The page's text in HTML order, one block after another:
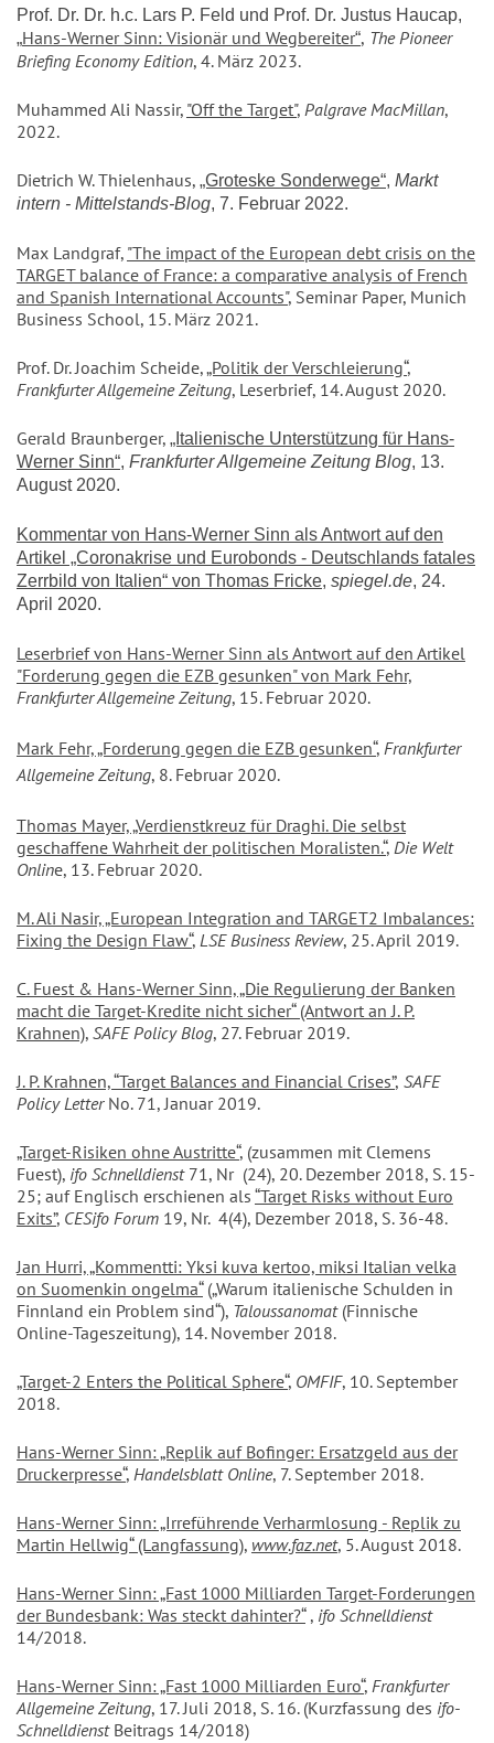
Prof. Dr. Dr. h.c. Lars P. Feld und Prof. Dr. Justus Haucap,
„Hans-Werner Sinn: Visionär und Wegbereiter“, The Pioneer
Briefing Economy Edition, 4. März 2023.
Muhammed Ali Nassir, "Off the Target", Palgrave MacMillan,
2022.
Dietrich W. Thielenhaus, „Groteske Sonderwege“, Markt
intern - Mittelstands-Blog, 7. Februar 2022.
Max Landgraf, "The impact of the European debt crisis on the
TARGET balance of France: a comparative analysis of French
and Spanish International Accounts", Seminar Paper, Munich
Business School, 15. März 2021.
Prof. Dr. Joachim Scheide,„Politik der Verschleierung“,
Frankfurter Allgemeine Zeitung, Leserbrief, 14. August 2020.
Gerald Braunberger, „Italienische Unterstützung für Hans-
Werner Sinn“, Frankfurter Allgemeine Zeitung Blog, 13.
August 2020.
Kommentar von Hans-Werner Sinn als Antwort auf den
Artikel „Coronakrise und Eurobonds - Deutschlands fatales
Zerrbild von Italien“ von Thomas Fricke, spiegel.de, 24.
April 2020.
Leserbrief von Hans-Werner Sinn als Antwort auf den Artikel
"Forderung gegen die EZB gesunken" von Mark Fehr,
Frankfurter Allgemeine Zeitung, 15. Februar 2020.
Mark Fehr, „Forderung gegen die EZB gesunken“, Frankfurter
Allgemeine Zeitung, 8. Februar 2020.
Thomas Mayer, „Verdienstkreuz für Draghi. Die selbst
geschaffene Wahrheit der politischen Moralisten.“, Die Welt
Online, 13. Februar 2020.
M. Ali Nasir, „European Integration and TARGET2 Imbalances:
Fixing the Design Flaw“, LSE Business Review, 25. April 2019.
C. Fuest & Hans-Werner Sinn, „Die Regulierung der Banken
macht die Target-Kredite nicht sicher“ (Antwort an J. P.
Krahnen), SAFE Policy Blog, 27. Februar 2019.
J. P. Krahnen, “Target Balances and Financial Crises”, SAFE
Policy Letter No. 71, Januar 2019.
„Target-Risiken ohne Austritte“, (zusammen mit Clemens
Fuest), ifo Schnelldienst71, Nr (24), 20. Dezember 2018, S. 15-
25; auf Englisch erschienen als “Target Risks without Euro
Exits”, CESifo Forum 19, Nr. 4(4), Dezember 2018, S. 36-48.
Jan Hurri, „Kommentti: Yksi kuva kertoo, miksi Italian velka
on Suomenkin ongelma“(„Warum italienische Schulden in
Finnland ein Problem sind“), Taloussanomat(Finnische
Online-Tageszeitung), 14. November 2018.
„Target-2 Enters the Political Sphere“, OMFIF, 10. September
2018.
Hans-Werner Sinn: „Replik auf Bofinger: Ersatzgeld aus der
Druckerpresse“, Handelsblatt Online, 7. September 2018.
Hans-Werner Sinn: „Irreführende Verharmlosung - Replik zu
Martin Hellwig“(Langfassung), www.faz.net, 5. August 2018.
Hans-Werner Sinn: „Fast 1000 Milliarden Target-Forderungen
der Bundesbank: Was steckt dahinter?“, ifo Schnelldienst
14/2018.
Hans-Werner Sinn: „Fast 1000 Milliarden Euro“, Frankfurter
Allgemeine Zeitung, 17. Juli 2018, S. 16. (Kurzfassung des ifo-
SchnelldienstBeitrags 14/2018)